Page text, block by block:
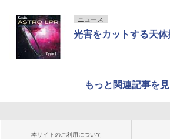
ニュース
光害をカットする天
もっと関連記事を
本サイトのご利用について